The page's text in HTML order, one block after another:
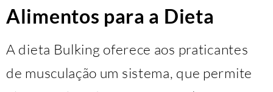
Alimentos para a Dieta
A dieta Bulking oferece aos praticantes
de musculação um sistema, que permite